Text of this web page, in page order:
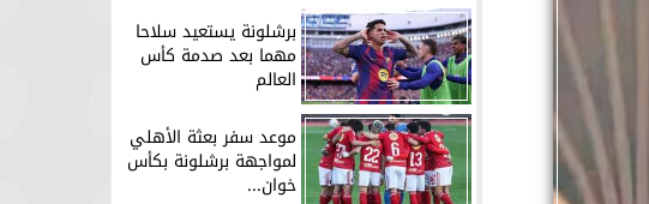
برشلونة يستعيد سلاحا
مهما بعد صدمة كأس
العالم
موعد سفر بعثة الأهلي
لمواجهة برشلونة بكأس
خوان...